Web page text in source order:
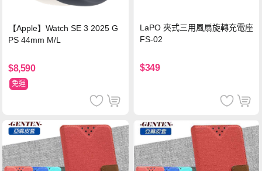
【Apple】Watch SE 3 2025 G
PS 44mm M/L
$8,590
免運
LaPO 夾式三用風扇旋轉充電座
FS-02
$349